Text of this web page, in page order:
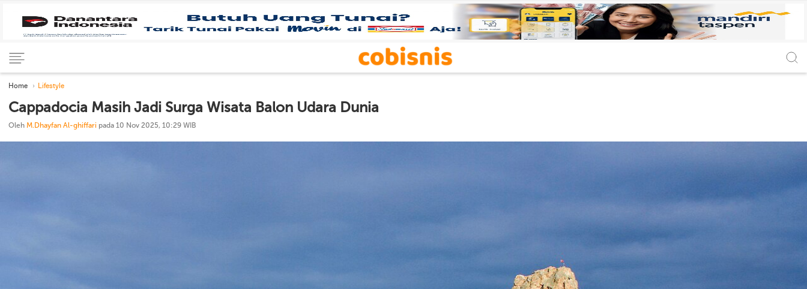
Home Lifestyle
Cappadocia Masih Jadi Surga Wisata Balon Udara Dunia
Oleh M.Dhayfan Al-ghiffari pada 10 Nov 2025, 10:29 WIB